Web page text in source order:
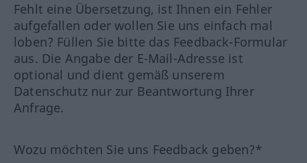
Fehlt eine Übersetzung, ist Ihnen ein Fehler
aufgefallen oder wollen Sie uns einfach mal
loben? Füllen Sie bitte das Feedback-Formular
aus. Die Angabe der E-Mail-Adresse ist
optional und dient gemäß unserem
Datenschutz nur zur Beantwortung Ihrer
Anfrage.
Wozu möchten Sie uns Feedback geben?*